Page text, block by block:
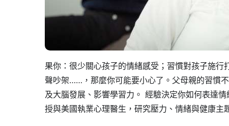
果你：很少關心孩子的情緒感受；習慣對孩子施
聲吵架……，那麼你可能要小心了。父母親的習慣
及大腦發展、影響學習力。 經驗決定你如何表達
授與美國執業心理醫生，研究壓力、情緒與健康主